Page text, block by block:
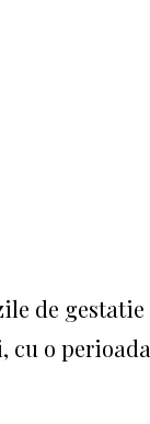
de
cu o perioada